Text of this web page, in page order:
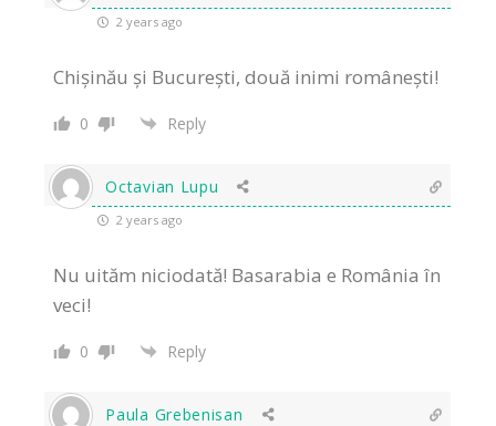
2 years ago
Chișinău și București, două inimi românești!
0 Reply
Octavian Lupu
2 years ago
Nu uităm niciodată! Basarabia e România în
veci!
0 Reply
Paula Grebenisan